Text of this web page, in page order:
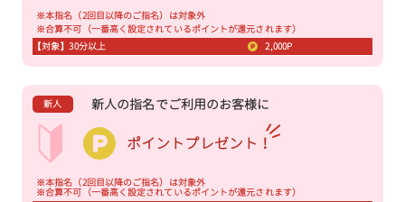
※本指名（2回目以降のご指名）は対象外
※合算不可（一番高く設定されているポイントが還元されます）
【対象】30分以上
2,000P
新人 新人の指名でご利用のお客様に
ポイントプレゼント！
※本指名（2回目以降のご指名）は対象外
※合算不可（一番高く設定されているポイントが還元されます）